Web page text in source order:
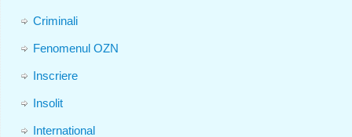
Criminali
Fenomenul OZN
Inscriere
Insolit
International